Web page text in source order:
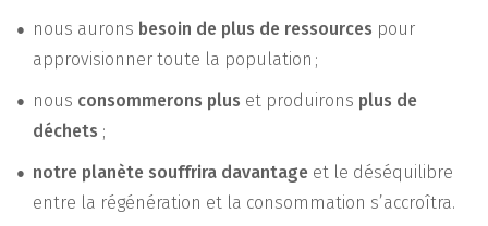
nous aurons besoin de plus de ressources pour
appro­visionner toute la population ;
nous consommerons plus et produirons plus de
déchets ;
notre planète souffrira davantage et le déséquilibre
entre la régénération et la consommation s’accroîtra.